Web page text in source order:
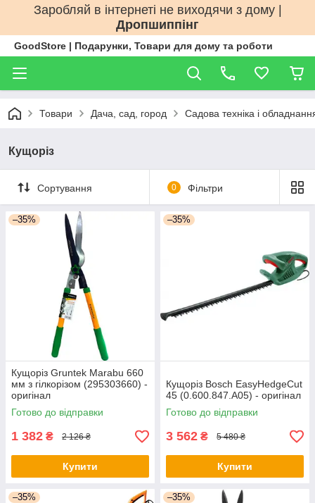
Заробляй в інтернеті не виходячи з дому |
Дропшиппінг
GoodStore | Подарунки, Товари для дому та роботи
Товари Дача, сад, город Садова техніка і
Кущоріз
Сортування 0 Фільтри
–35%
Кущоріз Gruntek Marabu 660
мм з гілкорізом (295303660) -
оригінал
Готово до відправки
1 382 ₴ 2 126 ₴
Купити
–35%
Кущоріз Bosch EasyHedgeCut
45 (0.600.847.A05) - оригінал
Готово до відправки
3 562 ₴ 5 480 ₴
Купити
–35% –35%